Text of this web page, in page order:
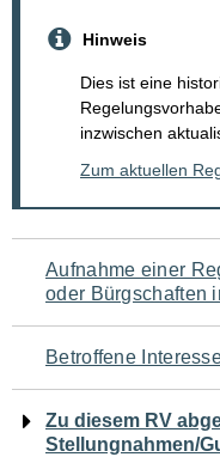
Hinweis
Dies ist eine
inzwischen
Zum aktuellen
Navigation
für
den
Seiteninhalt
Aufnahme einer
oder Bürgschaften
Betroffene
Zu diesem RV
Stellungnahmen/